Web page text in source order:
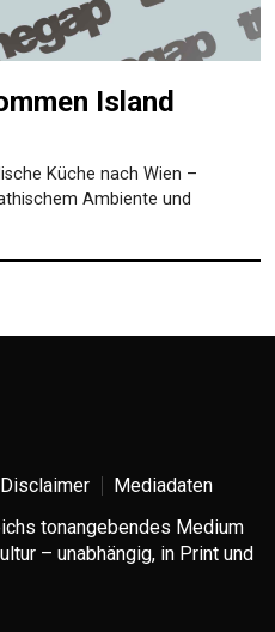
Island
Küche nach Wien –
Ambiente und
Mediadaten
tonangebendes Medium
– unabhängig, in Print und